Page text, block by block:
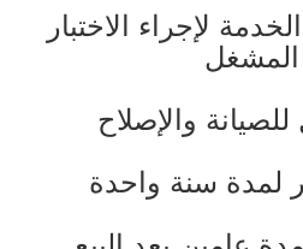
لإجراء الاختبار
والإصلاح
لمدة سنة واحدة